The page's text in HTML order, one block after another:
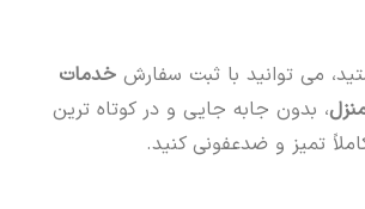
می توانید با ثبت سفارش خدمات
، بدون جابه جایی و در کوتاه ترین
تمیز و ضدعفونی کنید.